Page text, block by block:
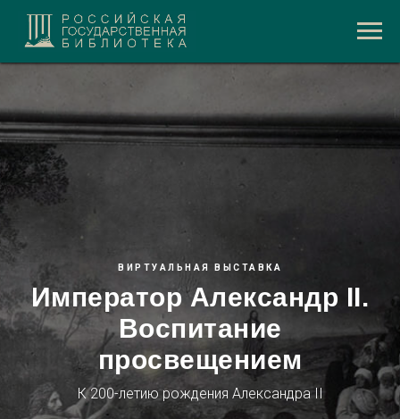
ВИРТУАЛЬНАЯ ВЫСТАВКА
Император Александр II.
Воспитание
просвещением
К 200-летию рождения Александра II